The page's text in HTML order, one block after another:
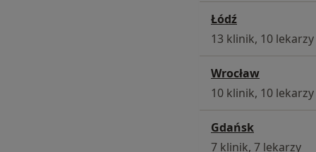
Łódź
13 klinik, 10 lekarzy
Wrocław
10 klinik, 10 lekarzy
Gdańsk
7 klinik, 7 lekarzy